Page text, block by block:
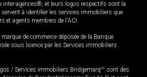
inter-agences®, et leurs logos respectifs sont la
servent à identifier les services immobiliers que
et agents membres de l'ACI.
de commerce déposée de la Banque
sous licence par les Services immobiliers
/ Services immobiliers BridgemarqMD sont des